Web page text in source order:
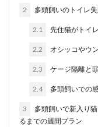
2 多頭飼いのトイレ
2.1 先住猫がトイ
2.2 オシッコやウ
2.3 ケージ隔離と
2.4 多頭飼いでの
3
多頭飼いで新入り
るまでの週間プラン